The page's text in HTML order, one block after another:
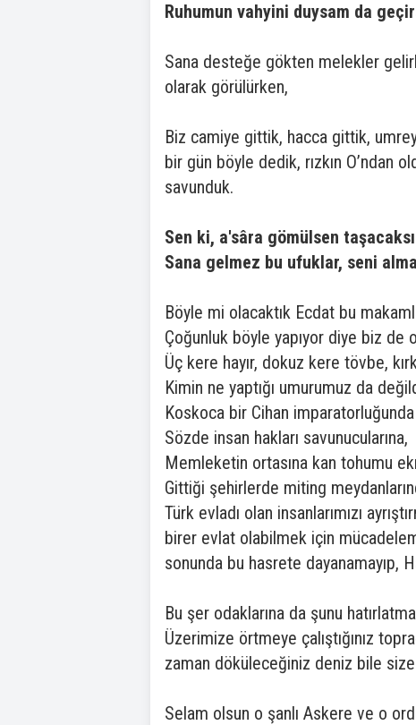
Ruhumun vahyini duysam da
Sana desteğe gökten melekler
olarak görülürken,
Biz camiye gittik, hacca gittik,
bir gün böyle dedik, rızkın O’ndan
savunduk.
Sen ki, a'sâra gömülsen
Sana gelmez bu ufuklar, seni
Böyle mi olacaktık Ecdat bu
Çoğunluk böyle yapıyor diye biz de
Üç kere hayır, dokuz kere tövbe,
Kimin ne yaptığı umurumuz da
Koskoca bir Cihan
Sözde insan hakları savunucularına,
Memleketin ortasına kan tohumu
Gittiği şehirlerde miting
Türk evladı olan insanlarımızı
birer evlat olabilmek için
sonunda bu hasrete dayanamayıp,
Bu şer odaklarına da şunu
Üzerimize örtmeye çalıştığınız
zaman döküleceğiniz deniz bile
Selam olsun o şanlı Askere ve o